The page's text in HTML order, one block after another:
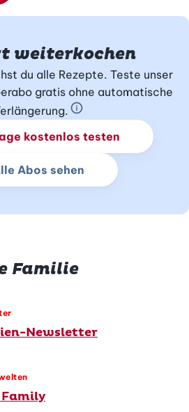
weiterkochen
du alle Rezepte. Teste unser
gratis ohne automatische
Schnupperabo Info
kostenlos testen
Abos sehen
Familie
Newsletter